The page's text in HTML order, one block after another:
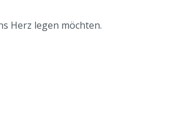
Herz legen möchten.